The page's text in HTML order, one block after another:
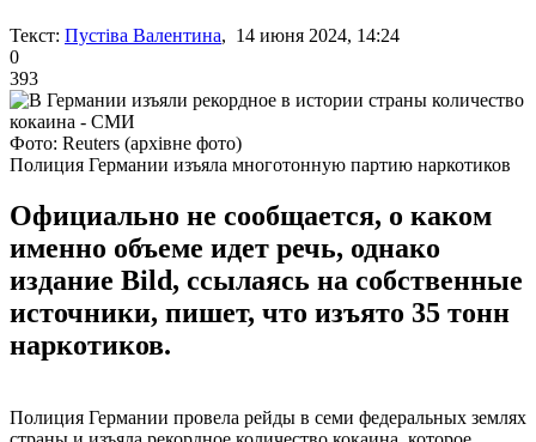
Текст: Пустіва Валентина, 14 июня 2024, 14:24
0
393
Фото: Reuters (архівне фото)
Полиция Германии изъяла многотонную партию наркотиков
Официально не сообщается, о каком
именно объеме идет речь, однако
издание Bild, ссылаясь на собственные
источники, пишет, что изъято 35 тонн
наркотиков.
Полиция Германии провела рейды в семи федеральных землях